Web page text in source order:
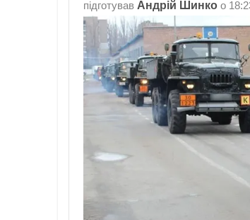
підготував Андрій Шинко о